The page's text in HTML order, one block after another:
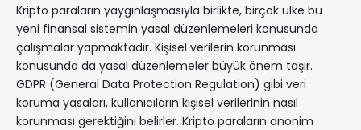
Kripto paraların yaygınlaşmasıyla birlikte, birçok ülke bu
yeni finansal sistemin yasal düzenlemeleri konusunda
çalışmalar yapmaktadır. Kişisel verilerin korunması
konusunda da yasal düzenlemeler büyük önem taşır.
GDPR (General Data Protection Regulation) gibi veri
koruma yasaları, kullanıcıların kişisel verilerinin nasıl
korunması gerektiğini belirler. Kripto paraların anonim